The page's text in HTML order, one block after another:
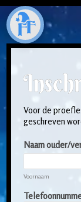
Voor de
geschreven
Naam ouder/
Voornaam